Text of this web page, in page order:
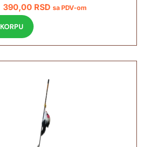
390,00 RSD sa PDV-om